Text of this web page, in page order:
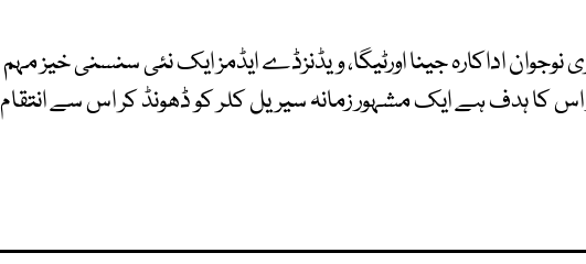
نوجوان اداکارہ جینا اورٹیگا، ویڈنزڈے ایڈمز ایک نئی سنسنی خیز مہم
اس کا ہدف ہے ایک مشہور زمانہ سیریل کلر کو ڈھونڈ کر اس سے انتقام